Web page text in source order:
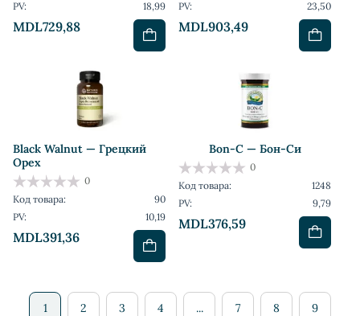
MDL729,88
PV:
18,99
MDL903,49
PV:
23,50
Black Walnut — Грецкий
Орех
MDL391,36
0
Код товара:
90
PV:
10,19
Bon-C — Бон-Си
MDL376,59
0
Код товара:
1248
PV:
9,79
1 2 3 4 ... 7 8 9